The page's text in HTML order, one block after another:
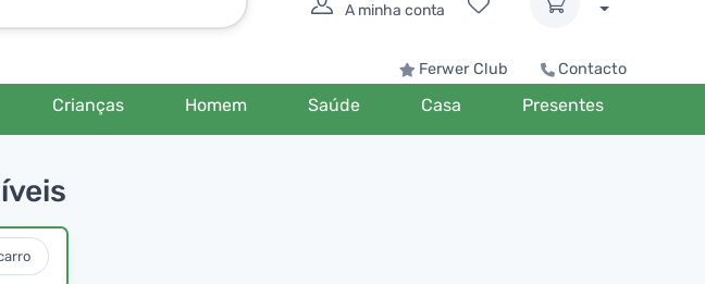
A minha conta
Ferwer Club Contacto
Crianças Homem Saúde Casa Presentes